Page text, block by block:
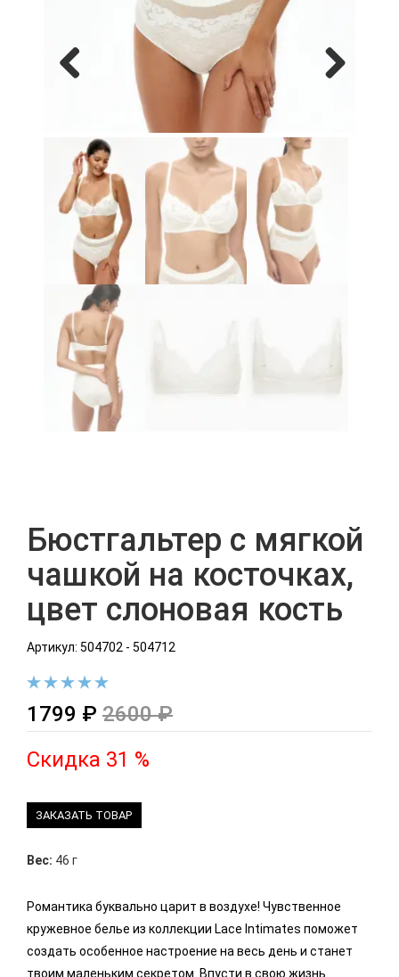
Бюстгальтер с мягкой
чашкой на косточках,
цвет слоновая кость
Артикул: 504702 - 504712
1799 ₽ 2600 ₽
Скидка 31 %
ЗАКАЗАТЬ ТОВАР
Вес: 46 г
Романтика буквально царит в воздухе! Чувственное
кружевное белье из коллекции Lace Intimates поможет
создать особенное настроение на весь день и станет
твоим маленьким секретом. Впусти в свою жизнь